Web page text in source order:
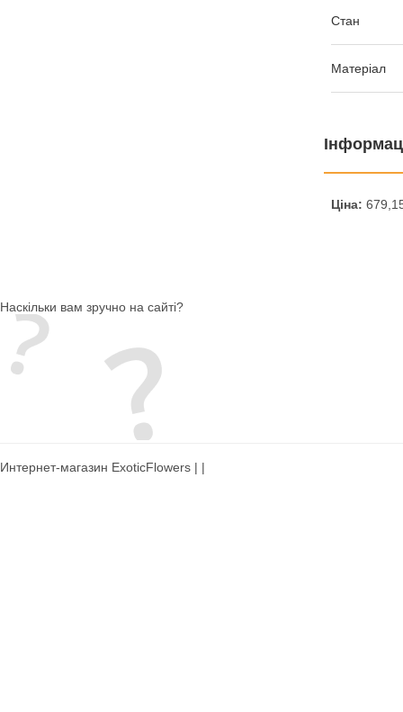
Стан
Матеріал
Ціна:
Наскільки вам зручно на сайті?
Интернет-магазин ExoticFlowers | |